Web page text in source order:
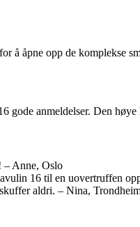
å åpne opp de komplekse
gode anmeldelser. Den
– Anne, Oslo
16 til en uovertruffen
aldri. – Nina,